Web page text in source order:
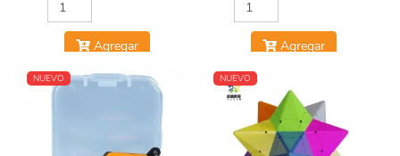
Agregar Agregar
NUEVO NUEVO